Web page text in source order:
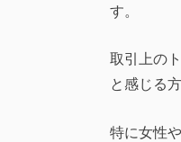
す。
取引上の
と感じる
特に女性